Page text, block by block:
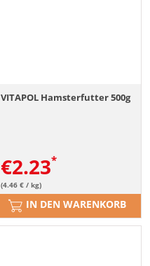
VITAPOL Hamsterfutter 500g
€2.23
(4.46 € / kg)
IN DEN WARENKORB